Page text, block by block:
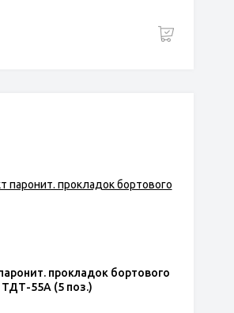
прокладок бортового
ТДТ-55А (5 поз.)